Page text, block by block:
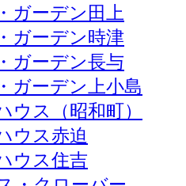
ガーデン田上
ガーデン時津
ガーデン長与
ガーデン上小島
ウス（昭和町）
ウス赤迫
ウス住吉